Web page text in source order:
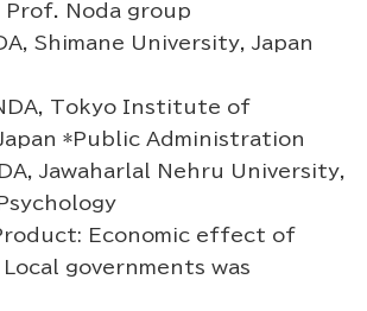
Prof. Noda group
Shimane University, Japan
Tokyo Institute of
*Public Administration
Jawaharlal Nehru University,
Economic effect of
governments was